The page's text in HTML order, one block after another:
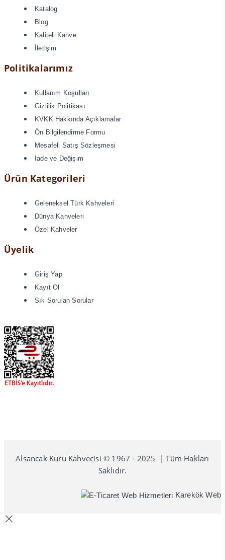
Katalog
Blog
Kaliteli Kahve
İletişim
Politikalarımız
Kullanım Koşulları
Gizlilik Politikası
KVKK Hakkında Açıklamalar
Ön Bilgilendirme Formu
Mesafeli Satış Sözleşmesi
İade ve Değişim
Ürün Kategorileri
Geleneksel Türk Kahveleri
Dünya Kahveleri
Özel Kahveler
Üyelik
Giriş Yap
Kayıt Ol
Sık Sorulan Sorular
Alsancak Kuru Kahvecisi © 1967 - 2025 | Tüm Hakları
Saklıdır.
Karekök Web